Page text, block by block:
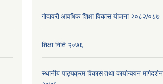
गोदावरी आवधिक शिक्षा विकास योजना २०८२/०८७
शिक्षा निति २०७६
स्थानीय पाठ्यक्रम विकास तथा कार्यान्वयन मार्गदर्शन